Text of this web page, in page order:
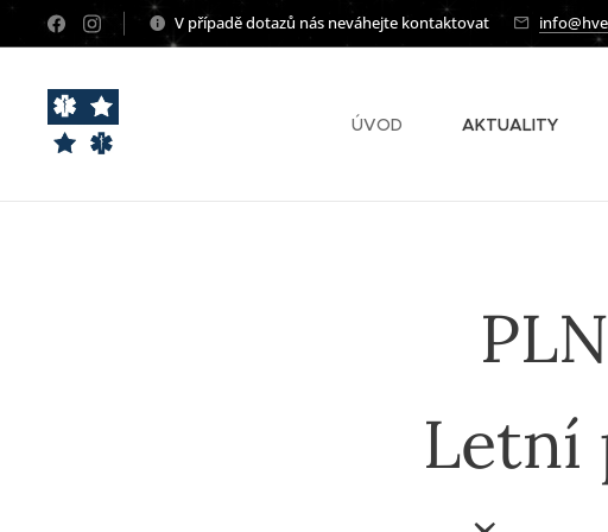
V případě dotazů nás neváhejte kontaktovat
ÚVOD AKTUALITY
Letní